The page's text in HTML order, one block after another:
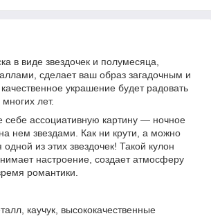
в виде звездочек и полумесяца,
сделает ваш образ загадочным и
украшение будет радовать
лет.
себе ассоциативную картину — ночное
нем звездами. Как ни крути, а можно
одной из этих звездочек! Такой кулон
настроение, создает атмосферу
романтики.
каучук, высококачественные